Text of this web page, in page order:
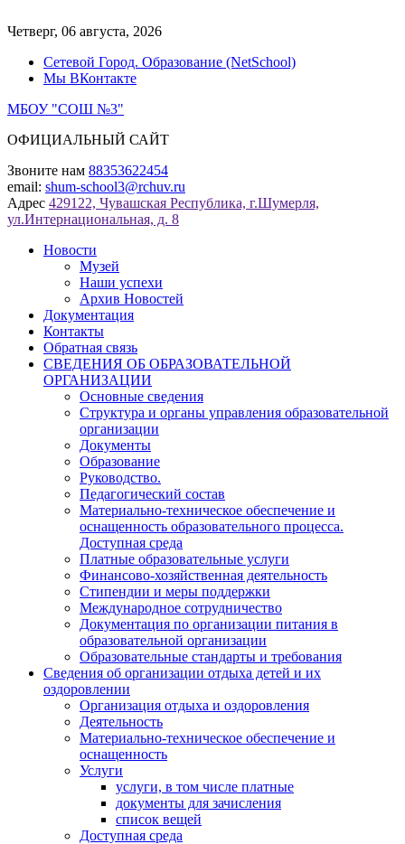
к
Четверг, 06 августа, 2026
Сетевой Город. Образование (NetSchool)
Мы ВКонтакте
МБОУ "СОШ №3"
ОФИЦИАЛЬНЫЙ САЙТ
Звоните нам 88353622454
email: shum-school3@rchuv.ru
Адрес 429122, Чувашская Республика, г.Шумерля,
ул.Интернациональная, д. 8
Новости
Музей
Наши успехи
Архив Новостей
Документация
Контакты
Обратная связь
СВЕДЕНИЯ ОБ ОБРАЗОВАТЕЛЬНОЙ
ОРГАНИЗАЦИИ
Основные сведения
Структура и органы управления образовательной
организации
Документы
Образование
Руководство.
Педагогический состав
Материально-техническое обеспечение и
оснащенность образовательного процесса.
Доступная среда
Платные образовательные услуги
Финансово-хозяйственная деятельность
Стипендии и меры поддержки
Международное сотрудничество
Документация по организации питания в
образовательной организации
Образовательные стандарты и требования
Сведения об организации отдыха детей и их
оздоровлении
Организация отдыха и оздоровления
Деятельность
Материально-техническое обеспечение и
оснащенность
Услуги
услуги, в том числе платные
документы для зачисления
список вещей
Доступная среда